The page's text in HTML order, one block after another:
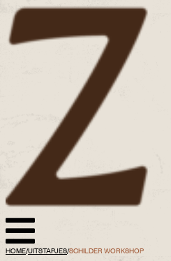
HOME/UITSTAPJES/SCHILDER WORKSHOP